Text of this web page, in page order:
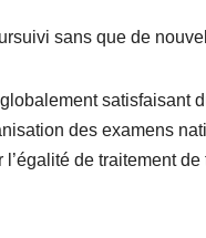
sans que de
satisfaisant
des examens
de traitement